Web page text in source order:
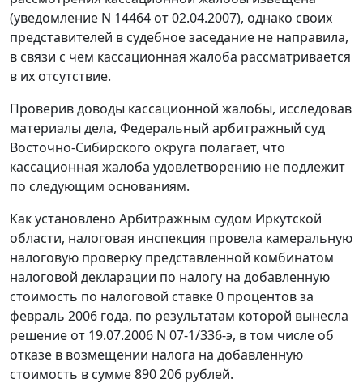
(уведомление N 14464 от 02.04.2007), однако своих
представителей в судебное заседание не направила,
в связи с чем кассационная жалоба рассматривается
в их отсутствие.
Проверив доводы кассационной жалобы, исследовав
материалы дела, Федеральный арбитражный суд
Восточно-Сибирского округа полагает, что
кассационная жалоба удовлетворению не подлежит
по следующим основаниям.
Как установлено Арбитражным судом Иркутской
области, налоговая инспекция провела камеральную
налоговую проверку представленной комбинатом
налоговой декларации по налогу на добавленную
стоимость по налоговой ставке 0 процентов за
февраль 2006 года, по результатам которой вынесла
решение от 19.07.2006 N 07-1/336-э, в том числе об
отказе в возмещении налога на добавленную
стоимость в сумме 890 206 рублей.